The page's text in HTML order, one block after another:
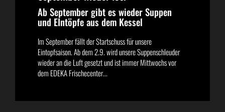
Ab September gibt es wieder Suppen
und EIntöpfe aus dem Kessel
Im September fällt der Startschuss für unsere
Eintopfsaison. Ab dem 2.9. wird unsere Suppenschleuder
wieder an die Luft gesetzt und ist immer Mittwochs vor
dem EDEKA Frischecenter...